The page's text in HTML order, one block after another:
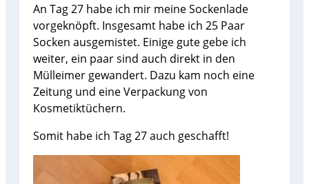
An Tag 27 habe ich mir meine Sockenlade
vorgeknöpft. Insgesamt habe ich 25 Paar
Socken ausgemistet. Einige gute gebe ich
weiter, ein paar sind auch direkt in den
Mülleimer gewandert. Dazu kam noch eine
Zeitung und eine Verpackung von
Kosmetiktüchern.
Somit habe ich Tag 27 auch geschafft!